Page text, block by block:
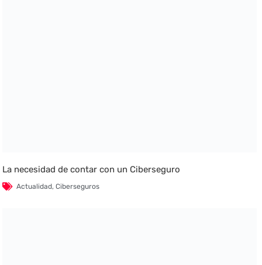
La necesidad de contar con un Ciberseguro
Actualidad,Ciberseguros